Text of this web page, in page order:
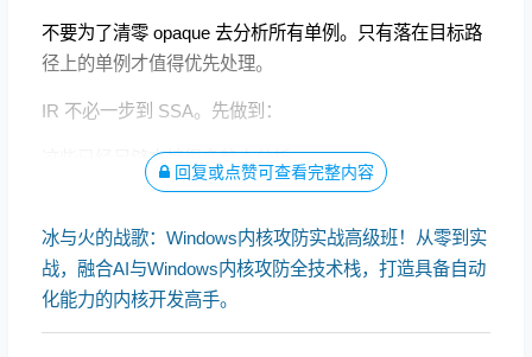
不要为了清零 opaque 去分析所有单例。只有落在目标路
径上的单例才值得优先处理。
IR 不必一步到 SSA。先做到：
这些已经足够支持很多静态分析。
回复或点赞可查看完整内容
冰与火的战歌：Windows内核攻防实战高级班！从零到实
战，融合AI与Windows内核攻防全技术栈，打造具备自动
化能力的内核开发高手。